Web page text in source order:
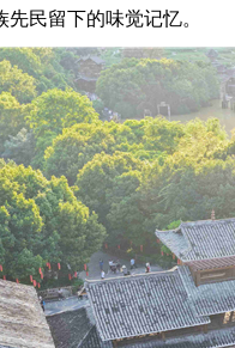
民留下的味觉记忆。